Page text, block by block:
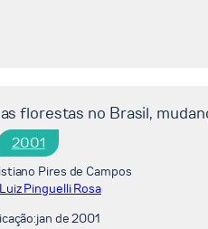
florestas no Brasil,
2001
Pires de Campos
Luiz Pinguelli Rosa
jan de 2001